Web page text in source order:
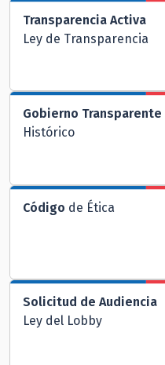
Transparencia Activa
Ley de Transparencia
Gobierno Transparente
Histórico
Código de Ética
Solicitud de Audiencia
Ley del Lobby